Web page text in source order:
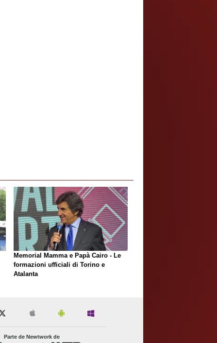
Memorial Mamma e Papà Cairo - Le
formazioni ufficiali di Torino e
Atalanta
Parte de Newtwork de